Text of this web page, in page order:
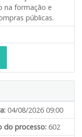
na formação e
públicas.
04/08/2026 09:00
do processo: 602